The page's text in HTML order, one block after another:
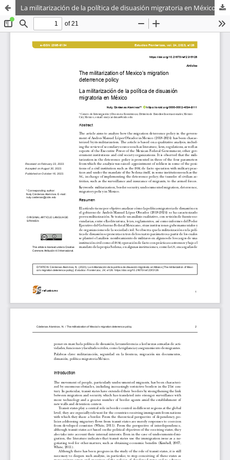
La militarización de la política de disuasión migratoria en México